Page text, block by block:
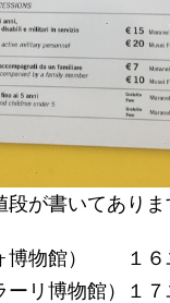
が書いてありま
博物館） １６
ーリ博物館）１７